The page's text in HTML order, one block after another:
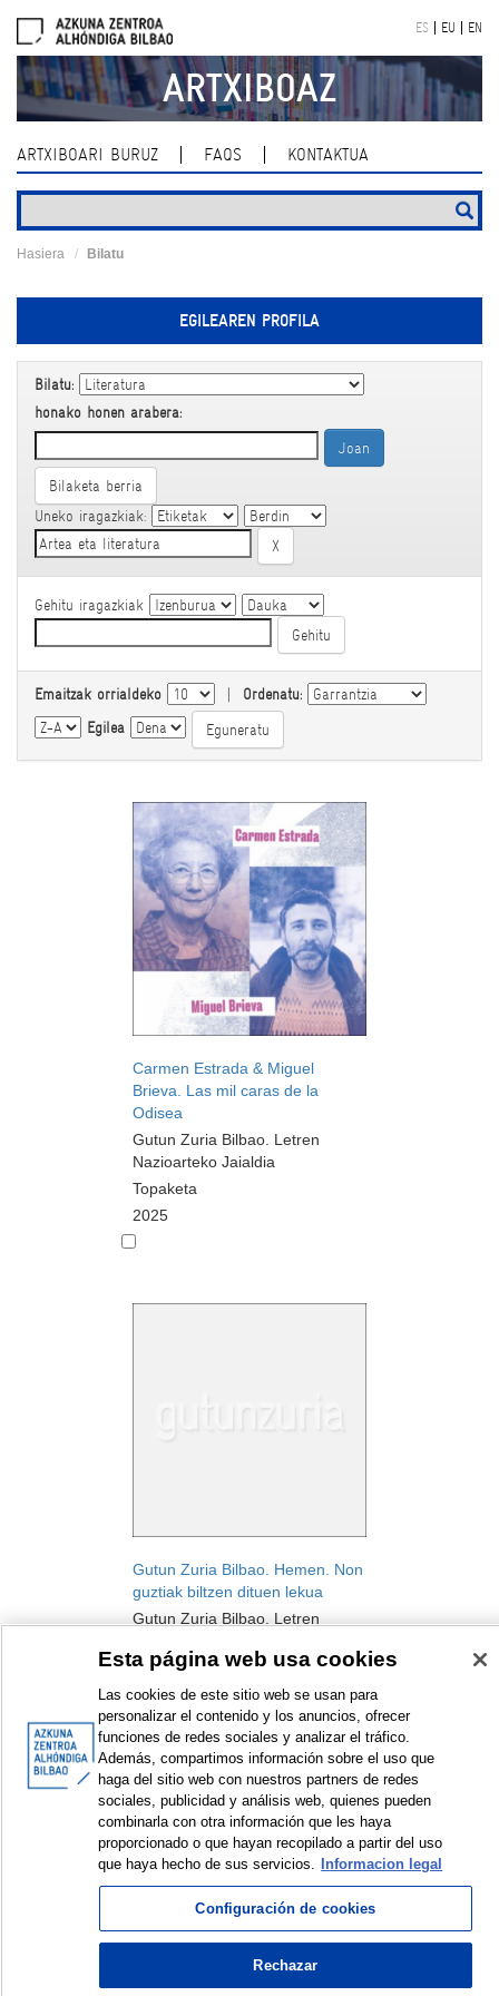
navigation
ES EU EN
ARTXIBOAZ
ARTXIBOARI BURUZ FAQS KONTAKTUA
Hasiera Bilatu
EGILEAREN PROFILA
Bilatu:
honako honen arabera:
Bilaketa berria
Uneko iragazkiak:
Gehitu iragazkiak
Emaitzak orrialdeko | Ordenatu:
Egilea
Carmen Estrada & Miguel
Brieva. Las mil caras de la
Odisea
Gutun Zuria Bilbao. Letren
Nazioarteko Jaialdia
Topaketa
2025
Gutun Zuria Bilbao. Hemen. Non
guztiak biltzen dituen lekua
Gutun Zuria Bilbao. Letren
Jaialdia
2021
Erakusten diren elementuak: 1 a 2 de 2 >
Esta página web usa cookies
Las cookies de este sitio web se usan para
personalizar el contenido y los anuncios, ofrecer
funciones de redes sociales y analizar el tráfico.
Además, compartimos información sobre el uso que
haga del sitio web con nuestros partners de redes
sociales, publicidad y análisis web, quienes pueden
combinarla con otra información que les haya
proporcionado o que hayan recopilado a partir del uso
que haya hecho de sus servicios.
Informacion legal
Configuración de cookies
Rechazar